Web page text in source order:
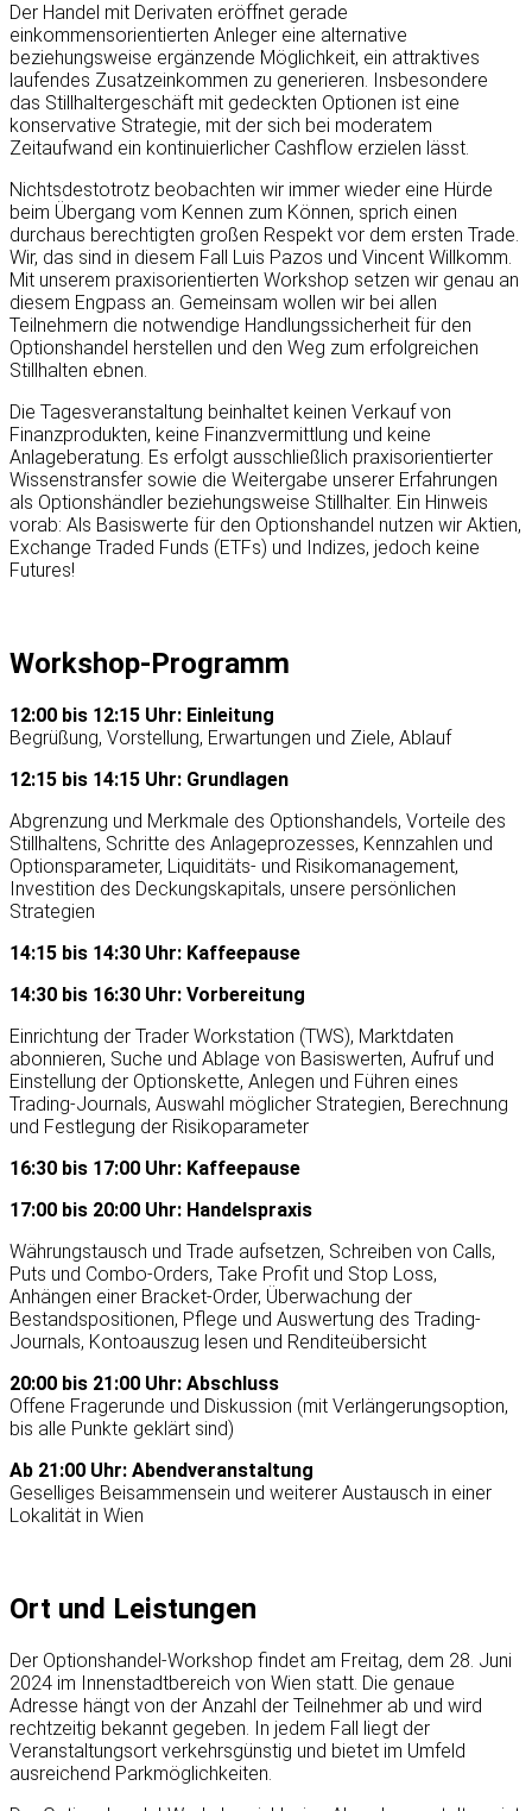
Der Handel mit Derivaten eröffnet gerade
einkommensorientierten Anleger eine alternative
beziehungsweise ergänzende Möglichkeit, ein attraktives
laufendes Zusatzeinkommen zu generieren. Insbesondere
das Stillhaltergeschäft mit gedeckten Optionen ist eine
konservative Strategie, mit der sich bei moderatem
Zeitaufwand ein kontinuierlicher Cashflow erzielen lässt.
Nichtsdestotrotz beobachten wir immer wieder eine Hürde
beim Übergang vom Kennen zum Können, sprich einen
durchaus berechtigten großen Respekt vor dem ersten Trade.
Wir, das sind in diesem Fall Luis Pazos und Vincent Willkomm.
Mit unserem praxisorientierten Workshop setzen wir genau an
diesem Engpass an. Gemeinsam wollen wir bei allen
Teilnehmern die notwendige Handlungssicherheit für den
Optionshandel herstellen und den Weg zum erfolgreichen
Stillhalten ebnen.
Die Tagesveranstaltung beinhaltet keinen Verkauf von
Finanzprodukten, keine Finanzvermittlung und keine
Anlageberatung. Es erfolgt ausschließlich praxisorientierter
Wissenstransfer sowie die Weitergabe unserer Erfahrungen
als Optionshändler beziehungsweise Stillhalter. Ein Hinweis
vorab: Als Basiswerte für den Optionshandel nutzen wir Aktien,
Exchange Traded Funds (ETFs) und Indizes, jedoch keine
Futures!
Workshop-Programm
12:00 bis 12:15 Uhr: Einleitung
Begrüßung, Vorstellung, Erwartungen und Ziele, Ablauf
12:15 bis 14:15 Uhr: Grundlagen
Abgrenzung und Merkmale des Optionshandels, Vorteile des
Stillhaltens, Schritte des Anlageprozesses, Kennzahlen und
Optionsparameter, Liquiditäts- und Risikomanagement,
Investition des Deckungskapitals, unsere persönlichen
Strategien
14:15 bis 14:30 Uhr: Kaffeepause
14:30 bis 16:30 Uhr: Vorbereitung
Einrichtung der Trader Workstation (TWS), Marktdaten
abonnieren, Suche und Ablage von Basiswerten, Aufruf und
Einstellung der Optionskette, Anlegen und Führen eines
Trading-Journals, Auswahl möglicher Strategien, Berechnung
und Festlegung der Risikoparameter
16:30 bis 17:00 Uhr: Kaffeepause
17:00 bis 20:00 Uhr: Handelspraxis
Währungstausch und Trade aufsetzen, Schreiben von Calls,
Puts und Combo-Orders, Take Profit und Stop Loss,
Anhängen einer Bracket-Order, Überwachung der
Bestandspositionen, Pflege und Auswertung des Trading-
Journals, Kontoauszug lesen und Renditeübersicht
20:00 bis 21:00 Uhr: Abschluss
Offene Fragerunde und Diskussion (mit Verlängerungsoption,
bis alle Punkte geklärt sind)
Ab 21:00 Uhr: Abendveranstaltung
Geselliges Beisammensein und weiterer Austausch in einer
Lokalität in Wien
Ort und Leistungen
Der Optionshandel-Workshop findet am Freitag, dem 28. Juni
2024 im Innenstadtbereich von Wien statt. Die genaue
Adresse hängt von der Anzahl der Teilnehmer ab und wird
rechtzeitig bekannt gegeben. In jedem Fall liegt der
Veranstaltungsort verkehrsgünstig und bietet im Umfeld
ausreichend Parkmöglichkeiten.